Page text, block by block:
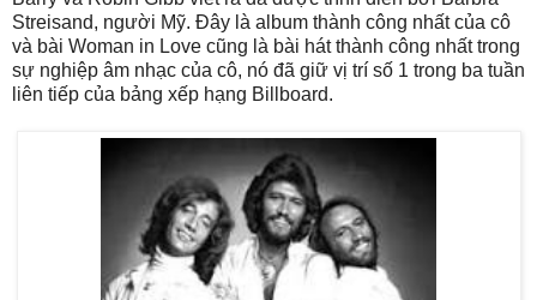
Streisand, người Mỹ. Đây là album thành công nhất của cô
và bài Woman in Love cũng là bài hát thành công nhất trong
sự nghiệp âm nhạc của cô, nó đã giữ vị trí số 1 trong ba tuần
liên tiếp của bảng xếp hạng Billboard.